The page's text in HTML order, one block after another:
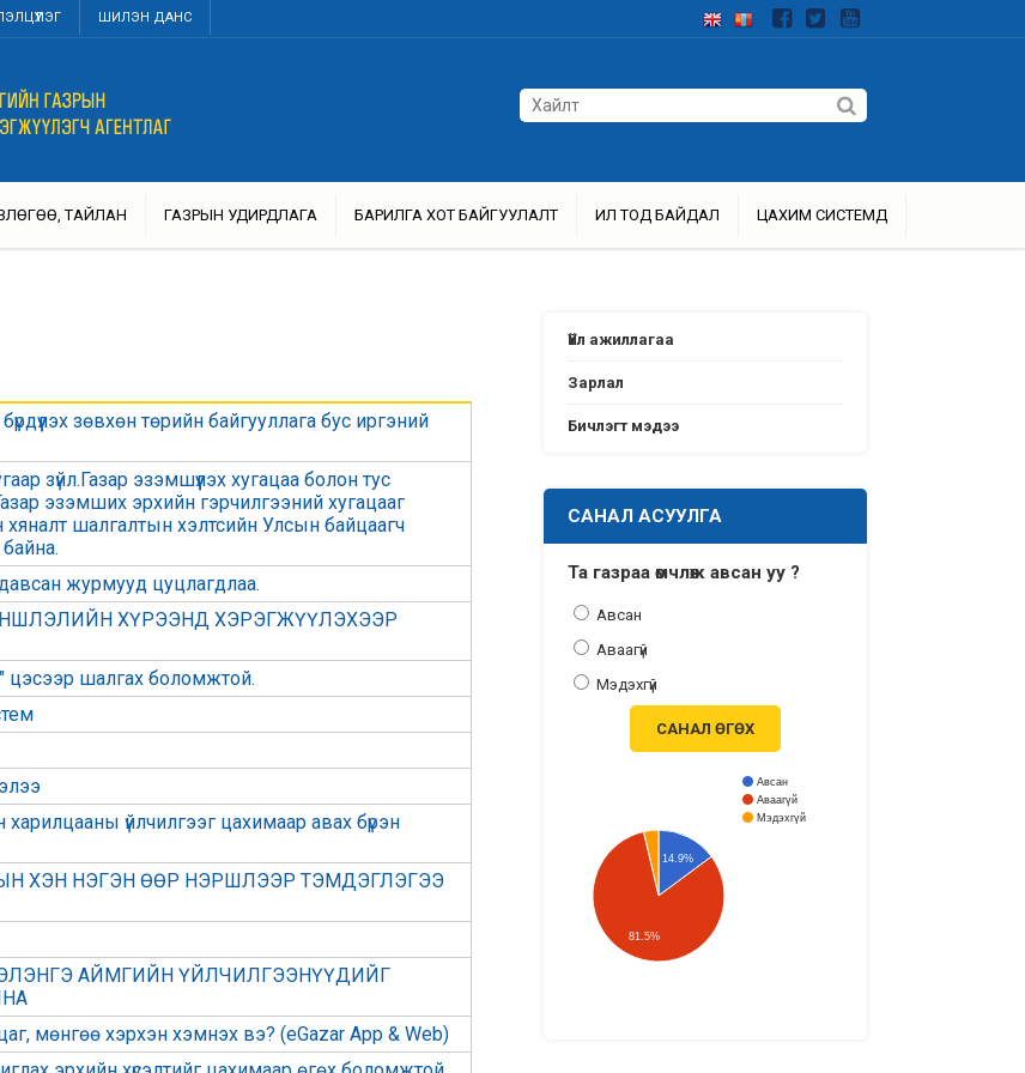
ШИЛЭН ДАНС
ТАЙЛАН ГАЗРЫН УДИРДЛАГА БАРИЛГА ХОТ БАЙГУУЛАЛТ ИЛ ТОД БАЙДАЛ ЦАХИМ СИСТЕМҮҮД
зөвхөн төрийн байгууллага бус иргэний
зүйл.Газар эзэмшүүлэх хугацаа болон тус
эзэмших эрхийн гэрчилгээний хугацааг
хяналт шалгалтын хэлтсийн Улсын байцаагч
журмууд цуцлагдлаа.
ХҮРЭЭНД ХЭРЭГЖҮҮЛЭХЭЭР
цэсээр шалгах боломжтой.
үйлчилгээг цахимаар авах бүрэн
ХЭН НЭГЭН ӨӨР НЭРШЛЭЭР ТЭМДЭГЛЭГЭЭ
АЙМГИЙН ҮЙЛЧИЛГЭЭНҮҮДИЙГ
мѳнгѳө хэрхэн хэмнэх вэ? (eGazar App & Web)
Үйл ажиллагаа
Зарлал
Бичлэгт мэдээ
САНАЛ АСУУЛГА
Та газраа өмчлөж авсан уу ?
Авсан
Аваагүй
Мэдэхгүй
САНАЛ ӨГӨХ
Авсан
Аваагүй
Мэдэхгүй
14.9%
81.5%